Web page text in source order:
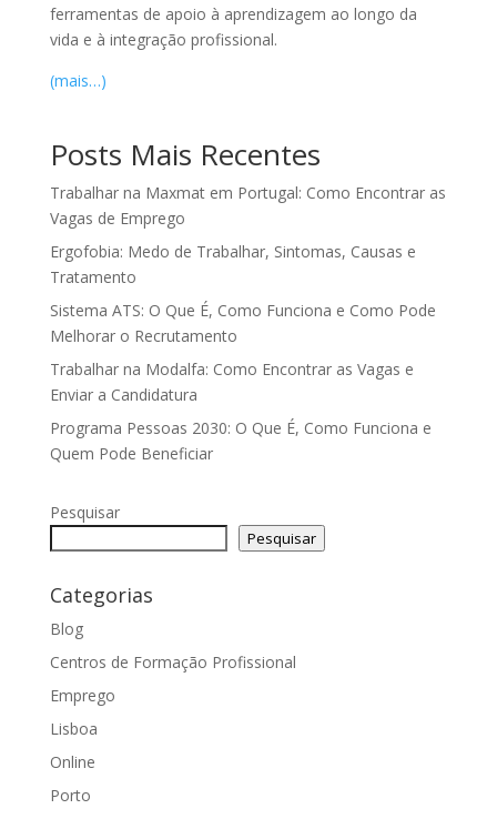
ferramentas de apoio à aprendizagem ao longo da
vida e à integração profissional.
(mais…)
Posts Mais Recentes
Trabalhar na Maxmat em Portugal: Como Encontrar as
Vagas de Emprego
Ergofobia: Medo de Trabalhar, Sintomas, Causas e
Tratamento
Sistema ATS: O Que É, Como Funciona e Como Pode
Melhorar o Recrutamento
Trabalhar na Modalfa: Como Encontrar as Vagas e
Enviar a Candidatura
Programa Pessoas 2030: O Que É, Como Funciona e
Quem Pode Beneficiar
Pesquisar
Pesquisar
Categorias
Blog
Centros de Formação Profissional
Emprego
Lisboa
Online
Porto